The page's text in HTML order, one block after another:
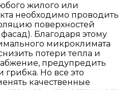
жилого или
необходимо проводить
поверхностей
Благодаря этому
микроклимата
потери тепла и
предупредить
Но все это
качественные